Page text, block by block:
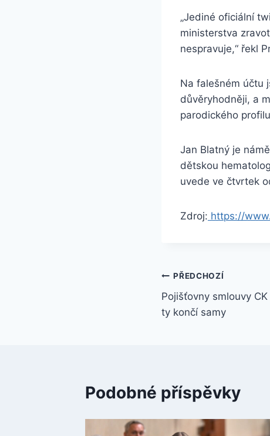
„Jediné oficiální
ministerstva
nespravuje,“ řekl
Na falešném účtu
důvěryhodněji, a
parodického
Jan Blatný je
dětskou
uvede ve čtvrtek
Zdroj: https://
Navigace
pro
PŘEDCHOZÍ
Pojišťovny smlouvy
ty končí samy
Podobné příspěvky